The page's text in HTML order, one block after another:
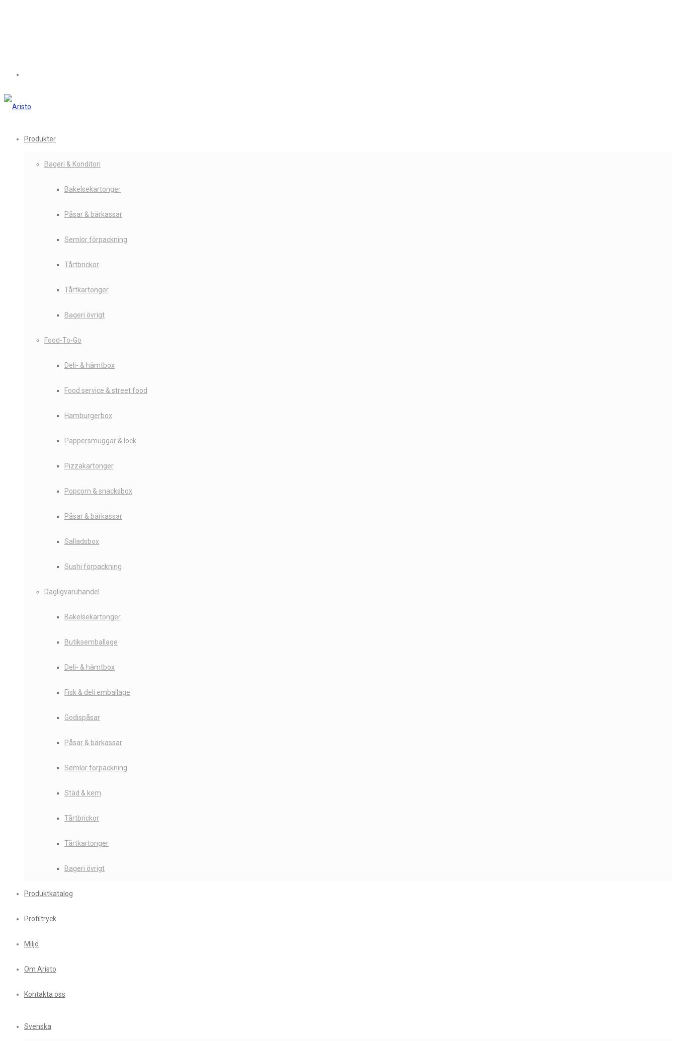
Produkter
Bageri & Konditori
Bakelsekartonger
Påsar & bärkassar
Semlor förpackning
Tårtbrickor
Tårtkartonger
Bageri övrigt
Food-To-Go
Deli- & hämtbox
Food service & street food
Hamburgerbox
Pappersmuggar & lock
Pizzakartonger
Popcorn & snacksbox
Påsar & bärkassar
Salladsbox
Sushi förpackning
Dagligvaruhandel
Bakelsekartonger
Butiksemballage
Deli- & hämtbox
Fisk & deli emballage
Godispåsar
Påsar & bärkassar
Semlor förpackning
Städ & kem
Tårtbrickor
Tårtkartonger
Bageri övrigt
Produktkatalog
Profiltryck
Miljö
Om Aristo
Kontakta oss
Svenska